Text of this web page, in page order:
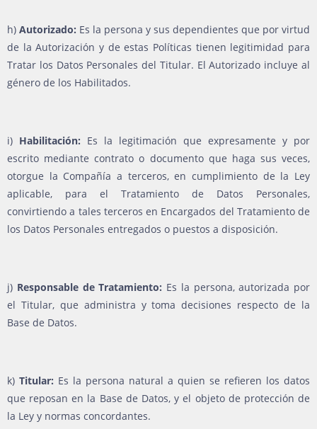
h) Autorizado: Es la persona y sus dependientes que por virtud
de la Autorización y de estas Políticas tienen legitimidad para
Tratar los Datos Personales del Titular. El Autorizado incluye al
género de los Habilitados.
i) Habilitación: Es la legitimación que expresamente y por
escrito mediante contrato o documento que haga sus veces,
otorgue la Compañía a terceros, en cumplimiento de la Ley
aplicable, para el Tratamiento de Datos Personales,
convirtiendo a tales terceros en Encargados del Tratamiento de
los Datos Personales entregados o puestos a disposición.
j) Responsable de Tratamiento: Es la persona, autorizada por
el Titular, que administra y toma decisiones respecto de la
Base de Datos.
k) Titular: Es la persona natural a quien se refieren los datos
que reposan en la Base de Datos, y el objeto de protección de
la Ley y normas concordantes.